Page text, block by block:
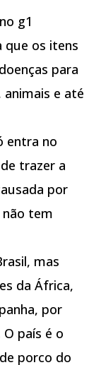
g1
que os itens
para
e até
entra no
trazer a
por
tem
mas
da África,
por
país é o
porco do